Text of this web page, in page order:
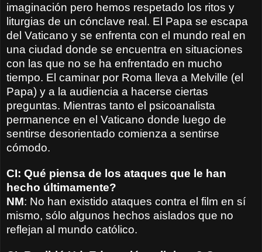
imaginación pero hemos respetado los ritos y
liturgias de un cónclave real. El Papa se escapa
del Vaticano y se enfrenta con el mundo real en
una ciudad donde se encuentra en situaciones
con las que no se ha enfrentado en mucho
tiempo. El caminar por Roma lleva a Melville (el
Papa) y a la audiencia a hacerse ciertas
preguntas. Mientras tanto el psicoanalista
permanence en el Vaticano donde luego de
sentirse desorientado comienza a sentirse
cómodo.
CI: Qué piensa de los ataques que le han
hecho últimamente?
NM: No han existido ataques contra el film en sí
mismo, sólo algunos hechos aislados que no
reflejan al mundo católico.